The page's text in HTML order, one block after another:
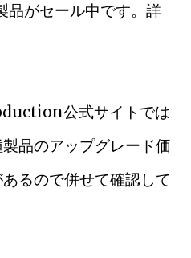
品がセール中です。詳
公式サイトでは
品のアップグレード価
るので併せて確認して